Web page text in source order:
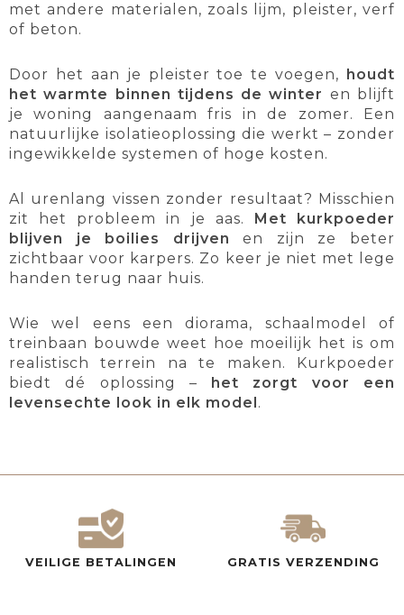
met andere materialen, zoals lijm, pleister, verf
of beton.
Door het aan je pleister toe te voegen,
houdt
het warmte binnen tijdens de winter en blijft
je woning aangenaam fris in de zomer. Een
natuurlijke isolatieoplossing die werkt – zonder
ingewikkelde systemen of hoge kosten.
Al urenlang vissen zonder resultaat? Misschien
zit het probleem in je aas.
Met kurkpoeder
blijven je boilies drijven en zijn ze beter
zichtbaar voor karpers. Zo keer je niet met lege
handen terug naar huis.
Wie wel eens een diorama, schaalmodel of
treinbaan bouwde weet hoe moeilijk het is om
realistisch terrein na te maken. Kurkpoeder
biedt dé oplossing –
het zorgt voor een
levensechte look in elk model .
VEILIGE BETALINGEN GRATIS VERZENDING